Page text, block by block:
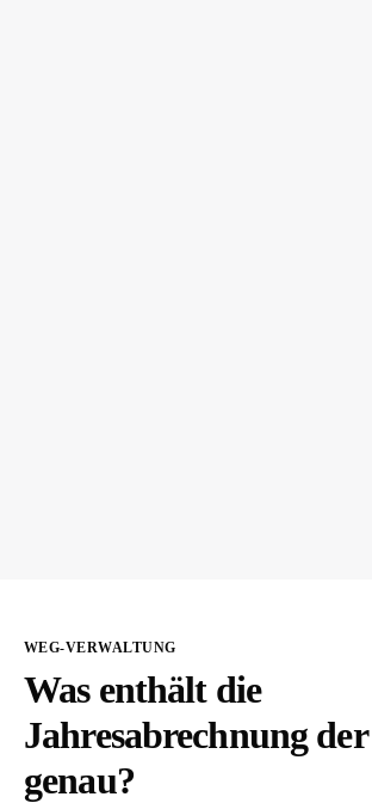
WEG-VERWALTUNG
Was enthält die
Jahresabrechnung
genau?